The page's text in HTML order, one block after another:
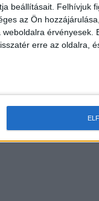
beállításait. Felhívjuk
az Ön
érvényesek.
erre az oldalra,